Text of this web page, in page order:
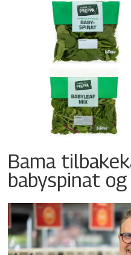
Bama
babyspinat